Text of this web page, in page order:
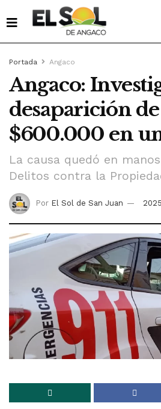
Portada Angaco
Angaco:
desaparición
$600.000 en
La causa quedó en
Delitos contra la
Por El Sol de San Juan